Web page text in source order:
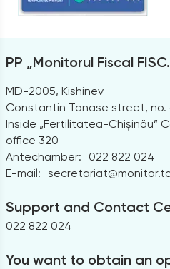
PP „Monitorul Fiscal
MD-2005, Kishinev
Constantin Tanase street, no.
Inside „Fertilitatea-Chișinău”
office 320
Antechamber:
022 822 024
E-mail:
Support and Contact
022 822 024
You want to obtain an